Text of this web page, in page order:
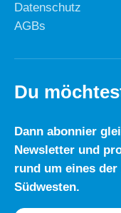
Datenschutz
AGBs
Du
Dann abonnier
Newsletter und
rund um eines
Südwesten.